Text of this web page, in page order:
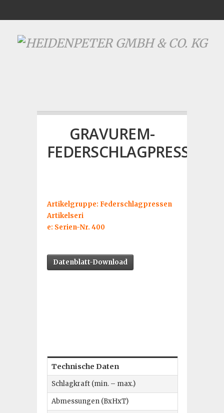
GRAVUREM-
FEDERSCHLAGPRESSEN
Artikelgruppe: Federschlagpressen
Artikelseri
e: Serien-Nr. 400
Datenblatt-Download
Technische Daten
Schlagkraft (min. – max.)
Abmessungen (BxHxT)